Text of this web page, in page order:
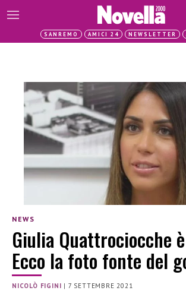
SANREMO AMICI 24 NEWSLETTER
NEWS
Giulia Quattrociocche
Ecco la foto fonte del
NICOLÒ FIGINI | 7 SETTEMBRE 2021